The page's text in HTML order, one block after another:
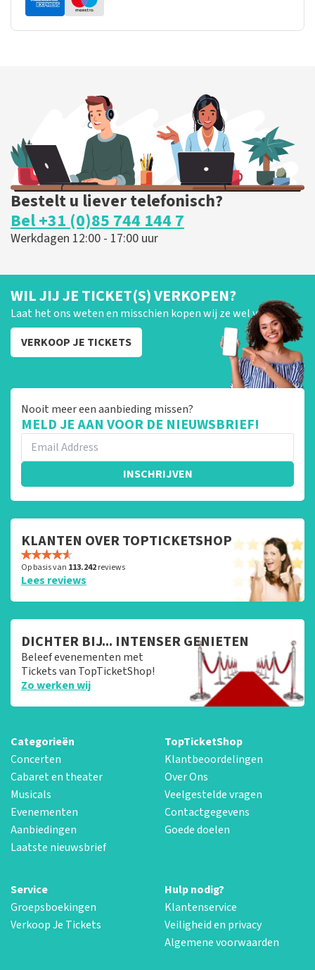
Bestelt u liever telefonisch?
Bel +31 (0)85 744 144 7
Werkdagen 12:00 - 17:00 uur
WIL JIJ JE TICKET(S) VERKOPEN?
Laat het ons weten en misschien kopen wij ze wel van je!
VERKOOP JE TICKETS
Nooit meer een aanbieding missen?
MELD JE AAN VOOR DE NIEUWSBRIEF!
INSCHRIJVEN
KLANTEN OVER TOPTICKETSHOP
Op basis van 113.242reviews
Lees reviews
DICHTER BIJ... INTENSER GENIETEN
Beleef evenementen met
Tickets van TopTicketShop!
Zo werken wij
Categorieën
Concerten
Cabaret en theater
Musicals
Evenementen
Aanbiedingen
Laatste nieuwsbrief
TopTicketShop
Klantbeoordelingen
Over Ons
Veelgestelde vragen
Contactgegevens
Goede doelen
Service
Groepsboekingen
Verkoop Je Tickets
Hulp nodig?
Klantenservice
Veiligheid en privacy
Algemene voorwaarden